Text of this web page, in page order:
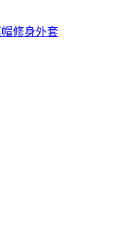
帽修身外套